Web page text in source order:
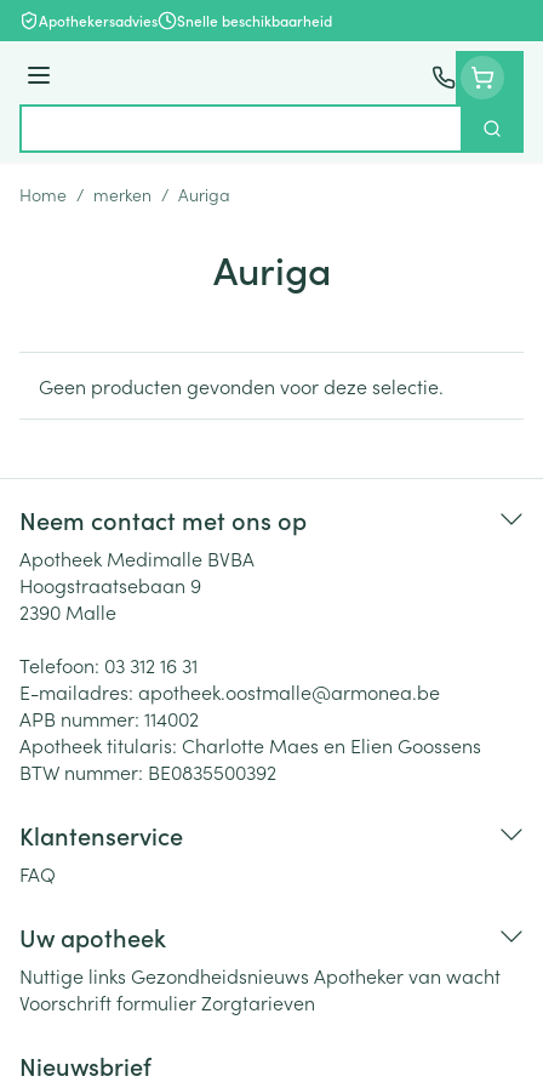
Ga naar de inhoud
Apothekersadvies Snelle beschikbaarheid
Menu
Zoek
Home / merken / Auriga
Auriga
Geen producten gevonden voor deze selectie.
Neem contact met ons op
Apotheek Medimalle BVBA
Hoogstraatsebaan 9
2390 Malle
Telefoon: 03 312 16 31
E-mailadres: apotheek.oostmalle@armonea.be
APB nummer: 114002
Apotheek titularis: Charlotte Maes en Elien Goossens
BTW nummer: BE0835500392
Klantenservice
FAQ
Uw apotheek
Nuttige links Gezondheidsnieuws Apotheker van wacht
Voorschrift formulierZorgtarieven
Nieuwsbrief